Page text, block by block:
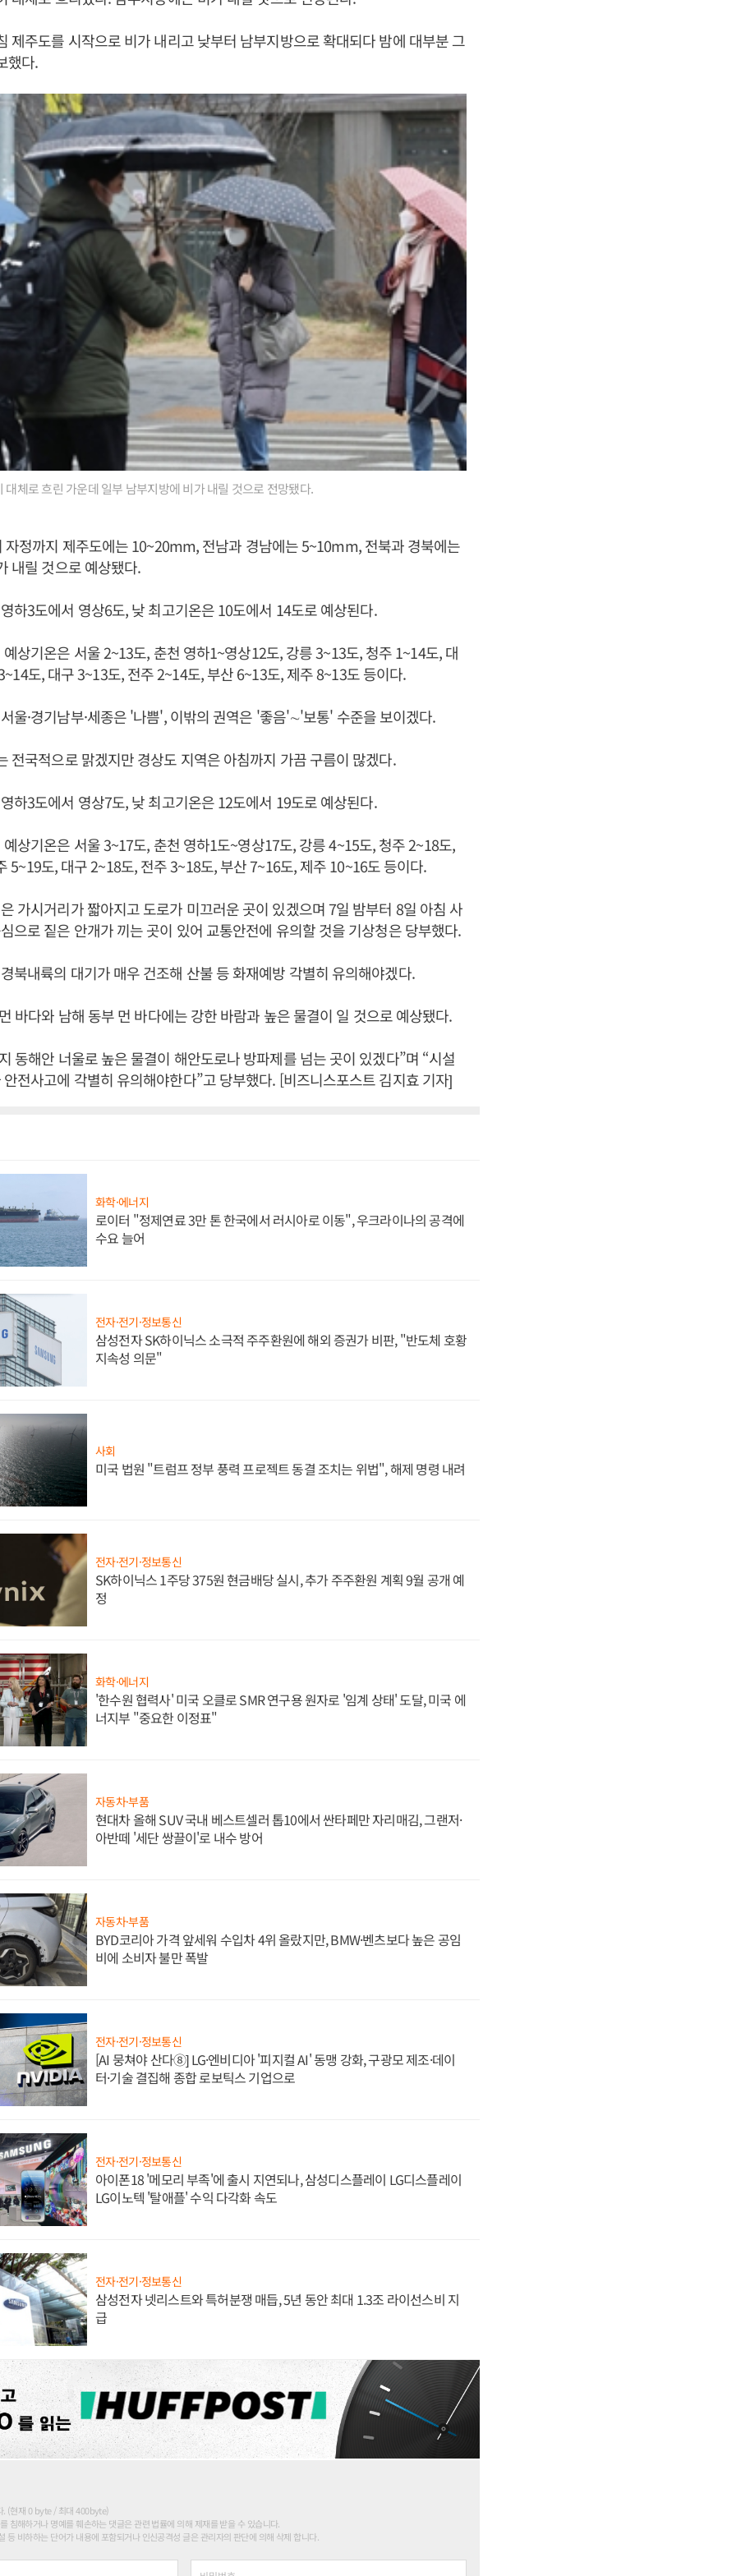
제주도를 시작으로 비가 내리고 낮부터 남부지방으로 확대되다 밤에 대부분 그
했다.
체로 흐린 가운데 일부 남부지방에 비가 내릴 것으로 전망됐다.
자정까지 제주도에는 10~20mm, 전남과 경남에는 5~10mm, 전북과 경북에는
내릴 것으로 예상됐다.
하3도에서 영상6도, 낮 최고기온은 10도에서 14도로 예상된다.
상기온은 서울 2~13도, 춘천 영하1~영상12도, 강릉 3~13도, 청주 1~14도, 대
도, 대구 3~13도, 전주 2~14도, 부산 6~13도, 제주 8~13도 등이다.
울·경기남부·세종은 '나쁨', 이밖의 권역은 '좋음'∼'보통' 수준을 보이겠다.
전국적으로 맑겠지만 경상도 지역은 아침까지 가끔 구름이 많겠다.
하3도에서 영상7도, 낮 최고기온은 12도에서 19도로 예상된다.
상기온은 서울 3~17도, 춘천 영하1도~영상17도, 강릉 4~15도, 청주 2~18도,
5~19도, 대구 2~18도, 전주 3~18도, 부산 7~16도, 제주 10~16도 등이다.
가시거리가 짧아지고 도로가 미끄러운 곳이 있겠으며 7일 밤부터 8일 아침 사
으로 짙은 안개가 끼는 곳이 있어 교통안전에 유의할 것을 기상청은 당부했다.
북내륙의 대기가 매우 건조해 산불 등 화재예방 각별히 유의해야겠다.
바다와 남해 동부 먼 바다에는 강한 바람과 높은 물결이 일 것으로 예상됐다.
동해안 너울로 높은 물결이 해안도로나 방파제를 넘는 곳이 있겠다”며 “시설
전사고에 각별히 유의해야한다”고 당부했다. [비즈니스포스트 김지효 기자]
화학·에너지
로이터 "정제연료 3만 톤 한국에서 러시아로 이동", 우크라이나의 공격에
수요 늘어
전자·전기·정보통신
삼성전자 SK하이닉스 소극적 주주환원에 해외 증권가 비판, "반도체 호황
지속성 의문"
사회
미국 법원 "트럼프 정부 풍력 프로젝트 동결 조치는 위법", 해제 명령 내려
전자·전기·정보통신
SK하이닉스 1주당 375원 현금배당 실시, 추가 주주환원 계획 9월 공개 예
정
화학·에너지
'한수원 협력사' 미국 오클로 SMR 연구용 원자로 '임계 상태' 도달, 미국 에
너지부 "중요한 이정표"
자동차·부품
현대차 올해 SUV 국내 베스트셀러 톱10에서 싼타페만 자리매김, 그랜저·
아반떼 '세단 쌍끌이'로 내수 방어
자동차·부품
BYD코리아 가격 앞세워 수입차 4위 올랐지만, BMW·벤츠보다 높은 공임
비에 소비자 불만 폭발
전자·전기·정보통신
[AI 뭉쳐야 산다⑧] LG·엔비디아 '피지컬 AI' 동맹 강화, 구광모 제조·데이
터·기술 결집해 종합 로보틱스 기업으로
전자·전기·정보통신
아이폰18 '메모리 부족'에 출시 지연되나, 삼성디스플레이 LG디스플레이
LG이노텍 '탈애플' 수익 다각화 속도
전자·전기·정보통신
삼성전자 넷리스트와 특허분쟁 매듭, 5년 동안 최대 1.3조 라이선스비 지
급
. (현재 0 byte / 최대 400byte)
침해하거나 명예를 훼손하는 댓글은 관련 법률에 의해 제재를 받을 수 있습니다.
등 비하하는 단어가 내용에 포함되거나 인신공격성 글은 관리자의 판단에 의해 삭제 합니다.